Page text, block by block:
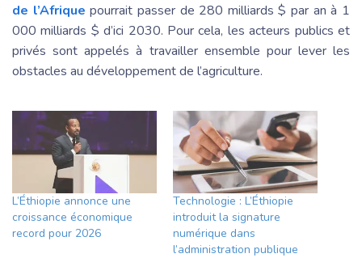
de l’Afrique pourrait passer de 280 milliards $ par an à 1
000 milliards $ d’ici 2030. Pour cela, les acteurs publics et
privés sont appelés à travailler ensemble pour lever les
obstacles au développement de l’agriculture.
L’Éthiopie annonce une
croissance économique
record pour 2026
Technologie : L’Éthiopie
introduit la signature
numérique dans
l’administration publique